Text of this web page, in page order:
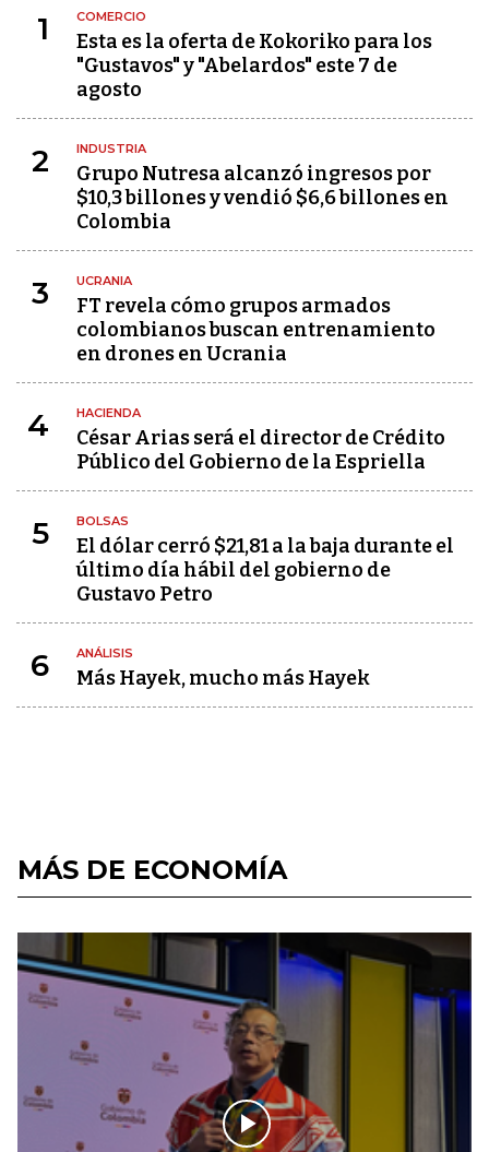
1 COMERCIO
Esta es la oferta de Kokoriko para los
"Gustavos" y "Abelardos" este 7 de
agosto
2 INDUSTRIA
Grupo Nutresa alcanzó ingresos por
$10,3 billones y vendió $6,6 billones en
Colombia
3 UCRANIA
FT revela cómo grupos armados
colombianos buscan entrenamiento
en drones en Ucrania
4 HACIENDA
César Arias será el director de Crédito
Público del Gobierno de la Espriella
5 BOLSAS
El dólar cerró $21,81 a la baja durante el
último día hábil del gobierno de
Gustavo Petro
6 ANÁLISIS
Más Hayek, mucho más Hayek
MÁS DE ECONOMÍA